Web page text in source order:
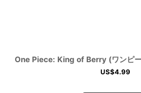
One Piece: King of Berry (ワンピ
US$4.99